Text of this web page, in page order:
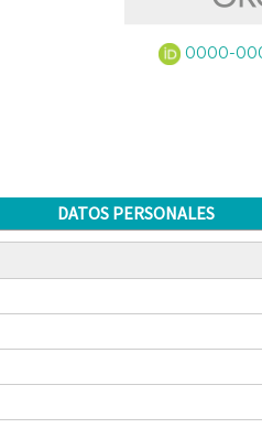
0000-
DATOS PERSONALES